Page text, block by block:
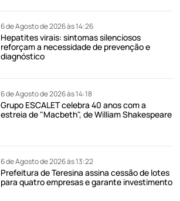
6 de Agosto de 2026 às 14:26
Hepatites virais: sintomas silenciosos
reforçam a necessidade de prevenção e
diagnóstico
6 de Agosto de 2026 às 14:18
Grupo ESCALET celebra 40 anos com a
estreia de "Macbeth", de William Shakespeare
6 de Agosto de 2026 às 13:22
Prefeitura de Teresina assina cessão de lotes
para quatro empresas e garante investimento